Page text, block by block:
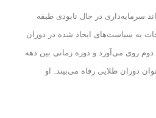
سرمایه‌داری در حال نابودی طبقه
به سیاست‌های ایجاد شده در دوران
روی می‌آورد و دوره زمانی بین دهه
دهه ۱۹۵۰ را به عنوان دوران طلایی رفاه می‌بیند. او